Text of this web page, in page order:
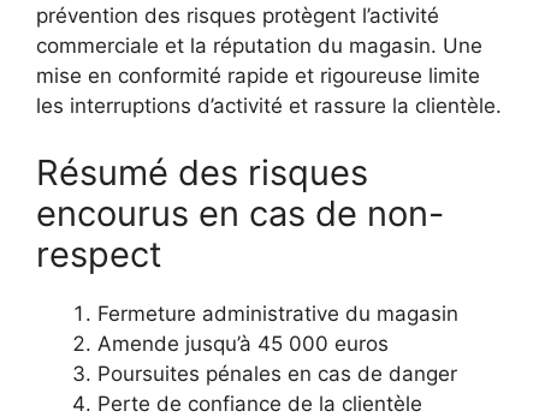
prévention des risques protègent l’activité
commerciale et la réputation du magasin. Une
mise en conformité rapide et rigoureuse limite
les interruptions d’activité et rassure la clientèle.
Résumé des risques
encourus en cas de non-
respect
Fermeture administrative du magasin
Amende jusqu’à 45 000 euros
Poursuites pénales en cas de danger
Perte de confiance de la clientèle